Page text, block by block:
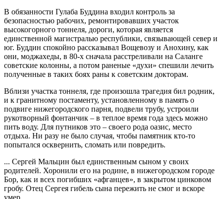
В обязанности Гулаба Буддина входил контроль за
безопасностью рабочих, ремонтировавших участок
высокогорного тоннеля, дороги, которая является
единственной магистралью республики, связывающей север и
юг. Буддин спокойно рассказывал Вощевозу и Анохину, как
они, моджахеды, в 80-х сначала расстреливали на Саланге
советские колонны, а потом раненые «духи» спешили лечить
полученные в таких боях раны к советским докторам.
Вблизи участка тоннеля, где произошла трагедия бил родник,
и к гранитному постаменту, установленному в память о
подвиге нижегородского парня, подвели трубу, устроили
рукотворный фонтанчик – в теплое время года здесь можно
пить воду. Для путников это – своего рода оазис, место
отдыха. Ни разу не было случая, чтобы памятник кто-то
попытался осквернить, сломать или повредить.
... Сергей Мальцин был единственным сыном у своих
родителей. Хоронили его на родине, в нижегородском городе
Бор, как и всех погибших «афганцев», в закрытом цинковом
гробу. Отец Сергея гибель сына пережить не смог и вскоре
умер.